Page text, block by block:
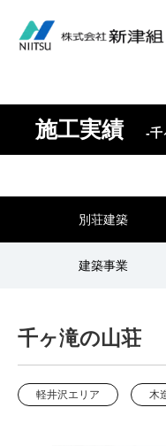
施工実績 -千
別荘建築
建築事業
千ヶ滝の山荘
軽井沢エリア 木